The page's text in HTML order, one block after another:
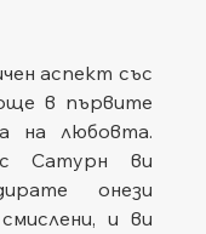
аспект със
в първите
на любовта.
Сатурн ви
онези
и ви